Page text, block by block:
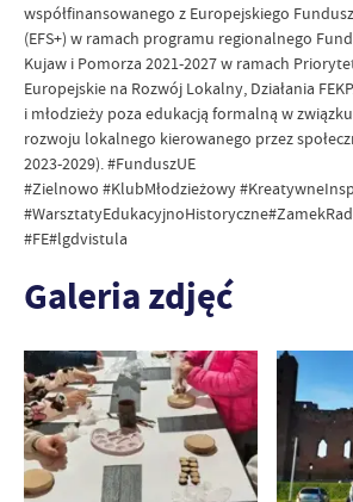
współfinansowanego z Europejskiego
(EFS+) w ramach programu regionalnego
Kujaw i Pomorza 2021-2027 w ramach
Europejskie na Rozwój Lokalny, Działania
i młodzieży poza edukacją formalną w
rozwoju lokalnego kierowanego przez
2023-2029). #FunduszUE
#Zielnowo #KlubMłodzieżowy
#FE#lgdvistula
Galeria zdjęć